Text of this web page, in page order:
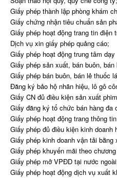
Giấy phép thành lập phòng khám
Giấy chứng nhận tiêu chuẩn sản
Giấy phép hoạt động trang tin điện
Dịch vụ xin giấy phép quảng cáo;
Giấy phép hoạt động trung tâm dạy
Giấy phép sản xuất, bán buôn, bán
Giấy phép bán buôn, bán lẻ thuốc
Đăng ký bảo hộ nhãn hiệu, lô gô
Giấy CN đủ điều kiện sản xuất phim
Giấy đăng ký tổ chức bán hàng đa
Giấy phép hoạt động trang thông
Giấy phép đủ điều kiện kinh doanh
Giấy phép kinh doanh vận tải bằng
Giấy phép khuyến mãi theo
Giấy phép mở VPĐD tại nước
Giấy phép hoạt động dịch vụ xuất